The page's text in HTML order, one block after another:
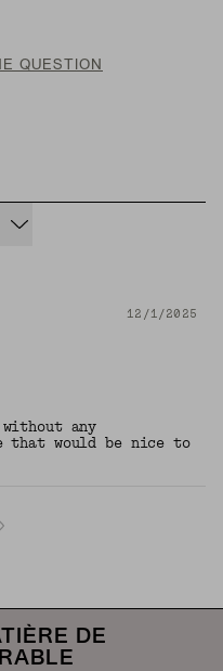
QUESTION
12/1/2025
any
would be nice to
DE